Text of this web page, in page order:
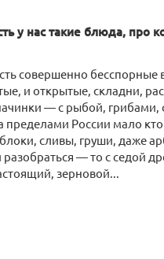
у нас такие блюда, про
совершенно бесспорные
и открытые, складни,
— с рыбой,
пределами России мало
сливы, груши, даже
— то с седой
зерновой...